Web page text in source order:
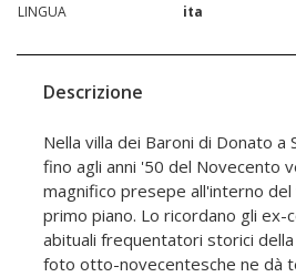
LINGUA
ita
Descrizione
Nella villa dei Baroni di Donato a
fino agli anni '50 del Novecento
magnifico presepe all'interno
primo piano. Lo ricordano gli ex-
abituali frequentatori storici
foto otto-novecentesche ne dà